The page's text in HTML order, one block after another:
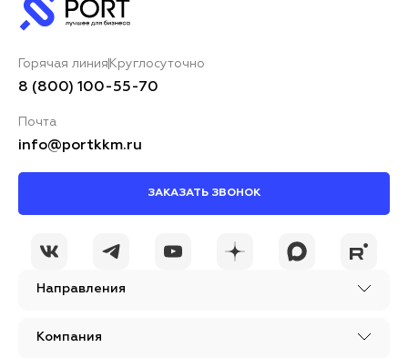
Направления
Компания
Горячая линия Круглосуточно
8 (800) 100-55-70
Почта
info@portkkm.ru
ЗАКАЗАТЬ ЗВОНОК